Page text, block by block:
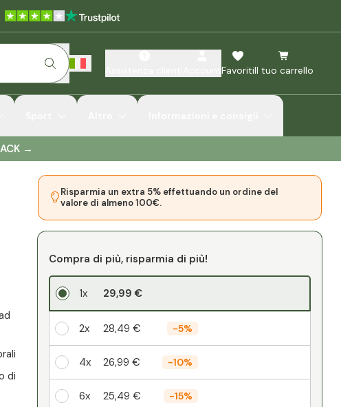
FavoritiIl tuo carrello
→
di
Risparmia un extra 5% effettuando un ordine del
valore di almeno 100€.
Compra di più, risparmia di più!
1x 29,99 €
2x 28,49 € -5%
4x 26,99 € -10%
6x 25,49 € -15%